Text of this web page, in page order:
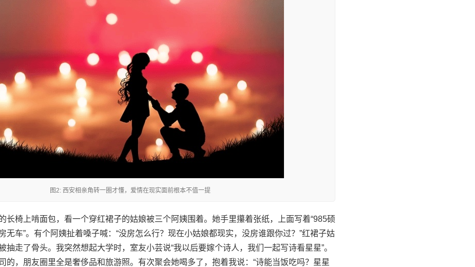
图2: 西安相亲角转一圈才懂，爱情在现实面前根本不值一提
长椅上啃面包，看一个穿红裙子的姑娘被三个阿姨围着。她手里攥着张纸，上面写着“985硕
无车”。有个阿姨扯着嗓子喊：“没房怎么行？现在小姑娘都现实，没房谁跟你过？”红裙子姑
抽走了骨头。我突然想起大学时，室友小芸说“我以后要嫁个诗人，我们一起写诗看星星”。
的，朋友圈里全是奢侈品和旅游照。有次聚会她喝多了，抱着我说：“诗能当饭吃吗？星星